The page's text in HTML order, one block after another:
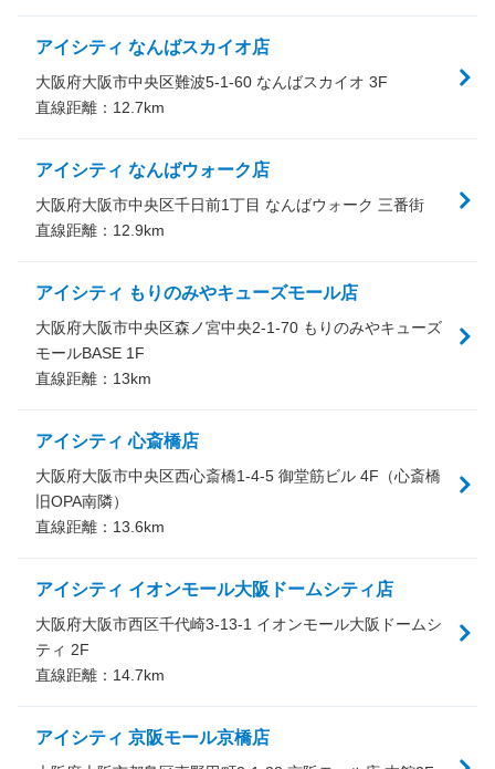
アイシティ なんばスカイオ店
大阪府大阪市中央区難波5-1-60 なんばスカイオ 3F
直線距離： 12.7km
アイシティ なんばウォーク店
大阪府大阪市中央区千日前1丁目 なんばウォーク 三番街
直線距離： 12.9km
アイシティ もりのみやキューズモール店
大阪府大阪市中央区森ノ宮中央2-1-70 もりのみやキューズ
モールBASE 1F
直線距離： 13km
アイシティ 心斎橋店
大阪府大阪市中央区西心斎橋1-4-5 御堂筋ビル 4F（心斎橋
旧OPA南隣）
直線距離： 13.6km
アイシティ イオンモール大阪ドームシティ店
大阪府大阪市西区千代崎3-13-1 イオンモール大阪ドームシ
ティ 2F
直線距離： 14.7km
アイシティ 京阪モール京橋店